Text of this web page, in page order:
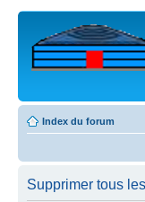
Index du forum
Supprimer tous